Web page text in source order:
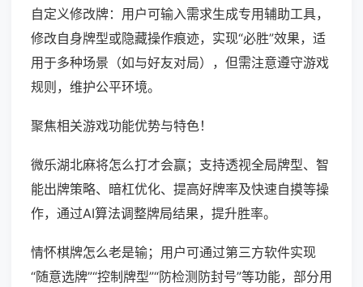
自定义修改牌：用户可输入需求生成专用辅助工具，
修改自身牌型或隐藏操作痕迹，实现“必胜”效果，适
用于多种场景（如与好友对局），但需注意遵守游戏
规则，维护公平环境。
聚焦相关游戏功能优势与特色！
微乐湖北麻将怎么打才会赢；支持透视全局牌型、智
能出牌策略、暗杠优化、提高好牌率及快速自摸等操
作，通过AI算法调整牌局结果，提升胜率。
情怀棋牌怎么老是输；用户可通过第三方软件实现
“随意选牌”“控制牌型”“防检测防封号”等功能，部分用